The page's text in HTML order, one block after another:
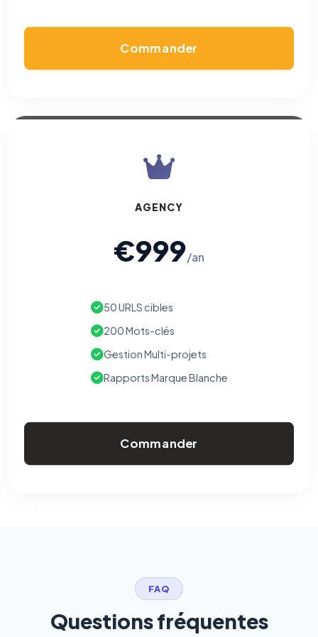
Commander
AGENCY
€999/an
50 URLS cibles
200 Mots-clés
Gestion Multi-projets
Rapports Marque Blanche
Commander
FAQ
Questions fréquentes